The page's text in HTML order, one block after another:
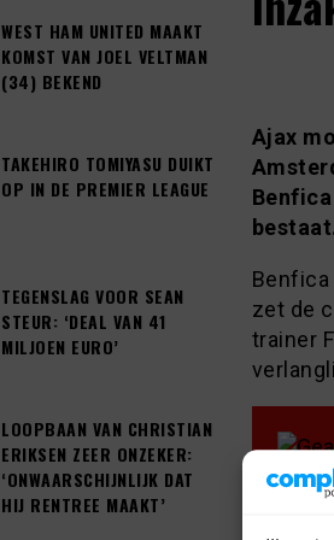
Ajax
zet de
trainer
WEST HAM UNITED MAAKT
KOMST VAN JOEL VELTMAN
(34) BEKEND
TAKEHIRO TOMIYASU DUIKT
OP IN DE PREMIER LEAGUE
TEGENSLAG VOOR SEAN
STEUR: ‘DEAL VAN 41
MILJOEN EURO’
LOOPBAAN VAN CHRISTIAN
ERIKSEN ZEER ONZEKER:
‘ONWAARSCHIJNLIJK DAT
HIJ RENTREE MAAKT’